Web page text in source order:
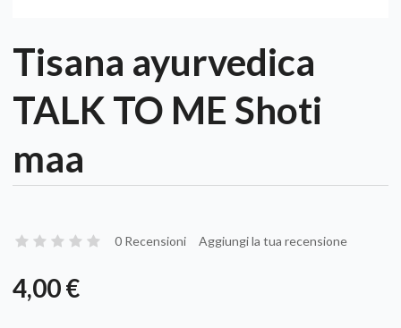
Tisana ayurvedica
TALK TO ME Shoti
maa
0 Recensioni Aggiungi la tua recensione
4,00 €